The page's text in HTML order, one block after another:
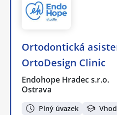
Ortodontická
OrtoDesign Clinic
Endohope Hradec s.r.o.
Ostrava
Plný úvazek